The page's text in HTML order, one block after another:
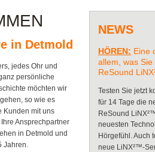
in Detmold
jedes Ohr und
persönliche
möchten wir
so wie es
Kunden mit uns
Ansprechpartner
in Detmold und
Jahren.
NEWS
HÖREN: Eine
allem,
ReSound
Testen Sie jetzt
für 14 Tage die
ReSound
neuesten
Hörgefühl. Auch
neue LiNX²™-